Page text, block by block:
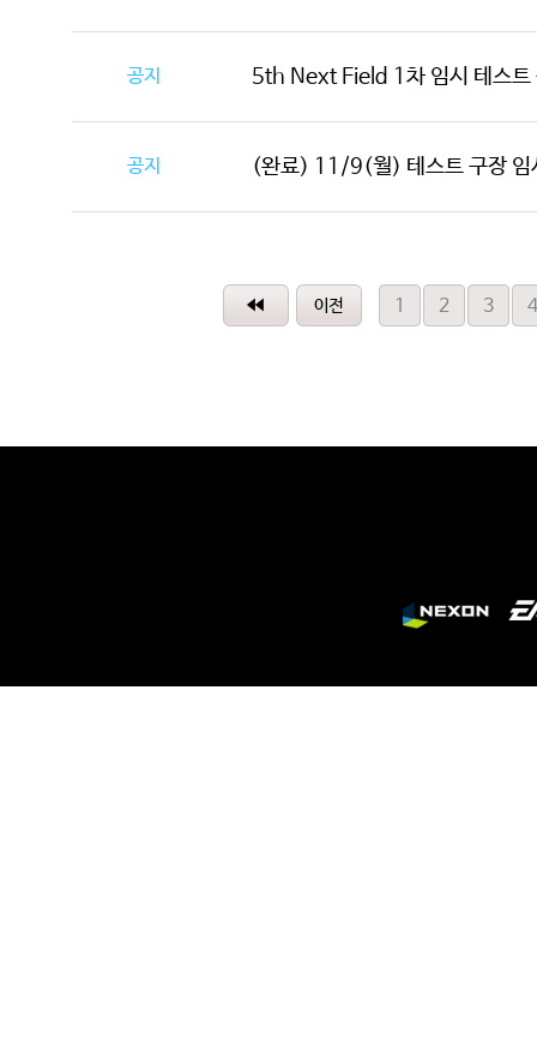
공지 5th Next Field 1차 임시 테스트
공지 (완료) 11/9(월) 테스트 구장 임
1 2 3 4